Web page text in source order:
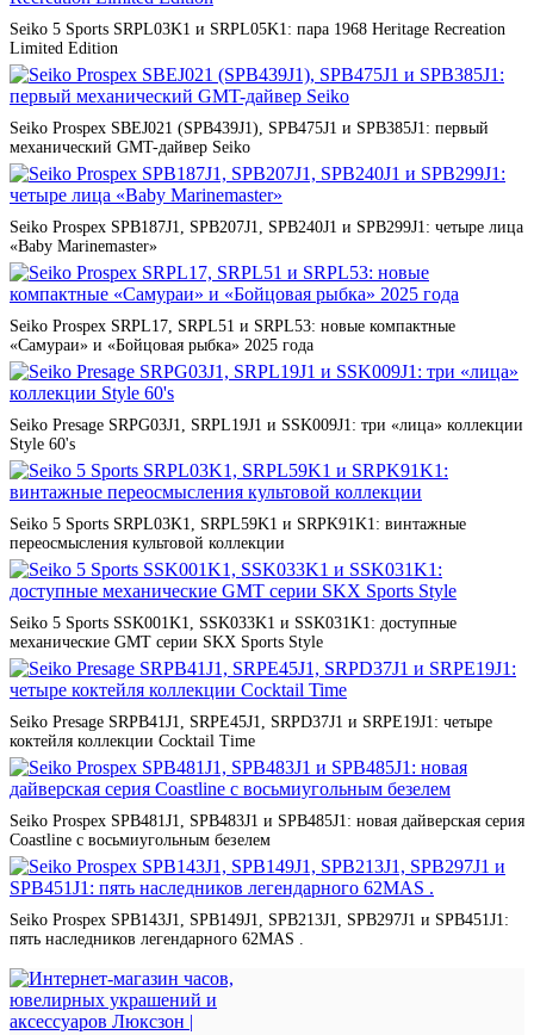
Seiko 5 Sports SRPL03K1 и SRPL05K1: пара 1968 Heritage Recreation
Limited Edition
Seiko Prospex SBEJ021 (SPB439J1), SPB475J1 и SPB385J1: первый
механический GMT-дайвер Seiko
Seiko Prospex SPB187J1, SPB207J1, SPB240J1 и SPB299J1: четыре лица
«Baby Marinemaster»
Seiko Prospex SRPL17, SRPL51 и SRPL53: новые компактные
«Самураи» и «Бойцовая рыбка» 2025 года
Seiko Presage SRPG03J1, SRPL19J1 и SSK009J1: три «лица» коллекции
Style 60's
Seiko 5 Sports SRPL03K1, SRPL59K1 и SRPK91K1: винтажные
переосмысления культовой коллекции
Seiko 5 Sports SSK001K1, SSK033K1 и SSK031K1: доступные
механические GMT серии SKX Sports Style
Seiko Presage SRPB41J1, SRPE45J1, SRPD37J1 и SRPE19J1: четыре
коктейля коллекции Cocktail Time
Seiko Prospex SPB481J1, SPB483J1 и SPB485J1: новая дайверская серия
Coastline с восьмиугольным безелем
Seiko Prospex SPB143J1, SPB149J1, SPB213J1, SPB297J1 и SPB451J1:
пять наследников легендарного 62MAS .